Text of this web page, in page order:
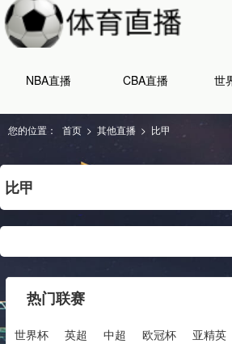
NBA直播 CBA直播 世
您的位置： 首页 > 其他直播 > 比甲
比甲
热门联赛
世界杯 英超 中超 欧冠杯 亚精英